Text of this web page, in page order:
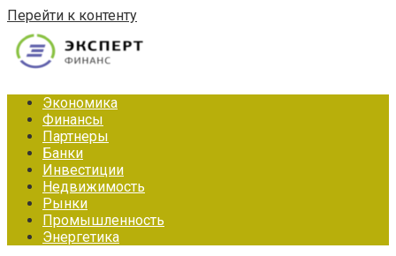
Перейти к контенту
Экономика
Финансы
Партнеры
Банки
Инвестиции
Недвижимость
Рынки
Промышленность
Энергетика